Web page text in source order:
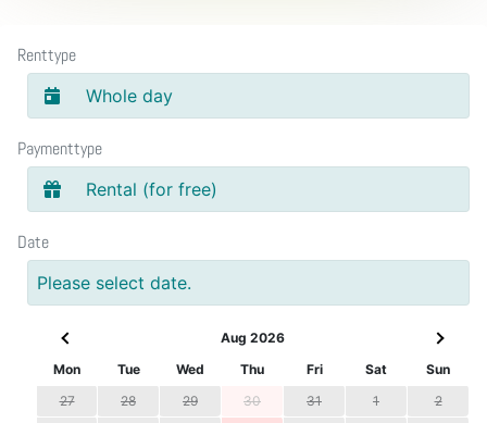
Renttype
Whole day
Paymenttype
Rental (for free)
Date
Please select date.
Aug 2026
Mon
Tue Wed Thu Fri Sat
Sun
27
28 29 30 31 1
2